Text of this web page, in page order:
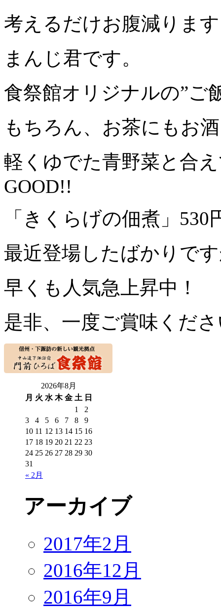
考えるだけお腹減りま
まんじ君です。
食祭館オリジナルの”ご
もちろん、お茶にもお
軽くゆでた青野菜と合
GOOD!!
「きくらげの佃煮」530
最近登場したばかりで
早くも人気急上昇中！
是非、一度ご賞味くだ
2026年8月
月 火 水 木 金 土 日
« 2月
1
2
3
4 5 6 7 8
9
10 11 12 13 14 15 16
17 18 19 20 21 22 23
24 25 26 27 28 29 30
31
アーカイブ
2017年2月
2016年12月
2016年9月